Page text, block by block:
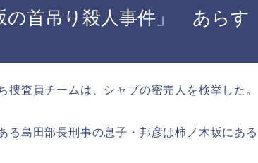
の首吊り殺人事件」 あらす
査員チームは、シャブの密売人を検挙した。
る島田部長刑事の息子・邦彦は柿ノ木坂にある